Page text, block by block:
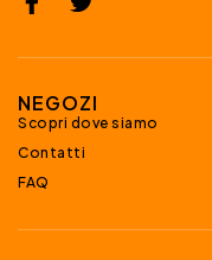
NEGOZI
Scopri dove siamo
Contatti
FAQ